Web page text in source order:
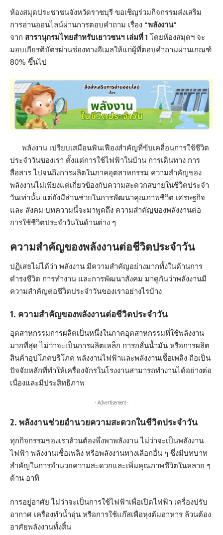
ห้องสมุดประชาชนจังหวัดราชบุรี ขอเชิญร่วมกิจกรรมส่งเสริม
การอ่านออนไลน์ผ่านการตอบคำถาม เรื่อง “พลังงาน”
จาก สารานุกรมไทยสำหรับเยาวชนฯ เล่มที่ 1 โดยห้องสมุดฯ จะ
มอบเกียรติบัตรผ่านช่องทางอีเมลให้แก่ผู้ที่ตอบคำถามผ่านเกณฑ์
80% ขึ้นไป
พลังงาน เปรียบเสมือนฟันเฟืองสำคัญที่ขับเคลื่อนการใช้ชีวิต
ประจำวันของเรา ตั้งแต่การใช้ไฟฟ้าในบ้าน การเดินทาง การ
สื่อสาร ไปจนถึงการผลิตในภาคอุตสาหกรรม ความสำคัญของ
พลังงานไม่เพียงแต่เกี่ยวข้องกับความสะดวกสบายในชีวิตประจำ
วันเท่านั้น แต่ยังมีส่วนช่วยในการพัฒนาคุณภาพชีวิต เศรษฐกิจ
และ สังคม บทความนี้จะมาพูดถึง ความสำคัญของพลังงานต่อ
การใช้ชีวิตประจำวันในด้านต่าง ๆ
ความสำคัญของพลังงานต่อชีวิตประจำวัน
ปฏิเสธไม่ได้ว่า พลังงาน มีความสำคัญอย่างมากทั้งในด้านการ
ดำรงชีวิต การทำงาน และการพัฒนาสังคม มาดูกันว่าพลังงานมี
ความสำคัญต่อชีวิตประจำวันของเราอย่างไรบ้าง
1. ความสำคัญของพลังงานต่อชีวิตประจำวัน
อุตสาหกรรมการผลิตเป็นหนึ่งในภาคอุตสาหกรรมที่ใช้พลังงาน
มากที่สุด ไม่ว่าจะเป็นการผลิตเหล็ก การกลั่นน้ำมัน หรือการผลิต
สินค้าอุปโภคบริโภค พลังงานไฟฟ้าและพลังงานเชื้อเพลิง ถือเป็น
ปัจจัยหลักที่ทำให้เครื่องจักรในโรงงานสามารถทำงานได้อย่างต่อ
เนื่องและมีประสิทธิภาพ
- Advertisement -
2. พลังงานช่วยอำนวยความสะดวกในชีวิตประจำวัน
ทุกกิจกรรมของเราล้วนต้องพึ่งพาพลังงาน ไม่ว่าจะเป็นพลังงาน
ไฟฟ้า พลังงานเชื้อเพลิง หรือพลังงานทางเลือกอื่น ๆ ซึ่งมีบทบาท
สำคัญในการอำนวยความสะดวกและเพิ่มคุณภาพชีวิตในหลาย ๆ
ด้าน อาทิ
การอยู่อาศัย ไม่ว่าจะเป็นการใช้ไฟฟ้าเพื่อเปิดไฟฟ้า เครื่องปรับ
อากาศ เครื่องทำน้ำอุ่น หรือการใช้แก๊สเพื่อหุงต้มอาหาร ล้วนต้อง
อาศัยพลังงานทั้งสิ้น